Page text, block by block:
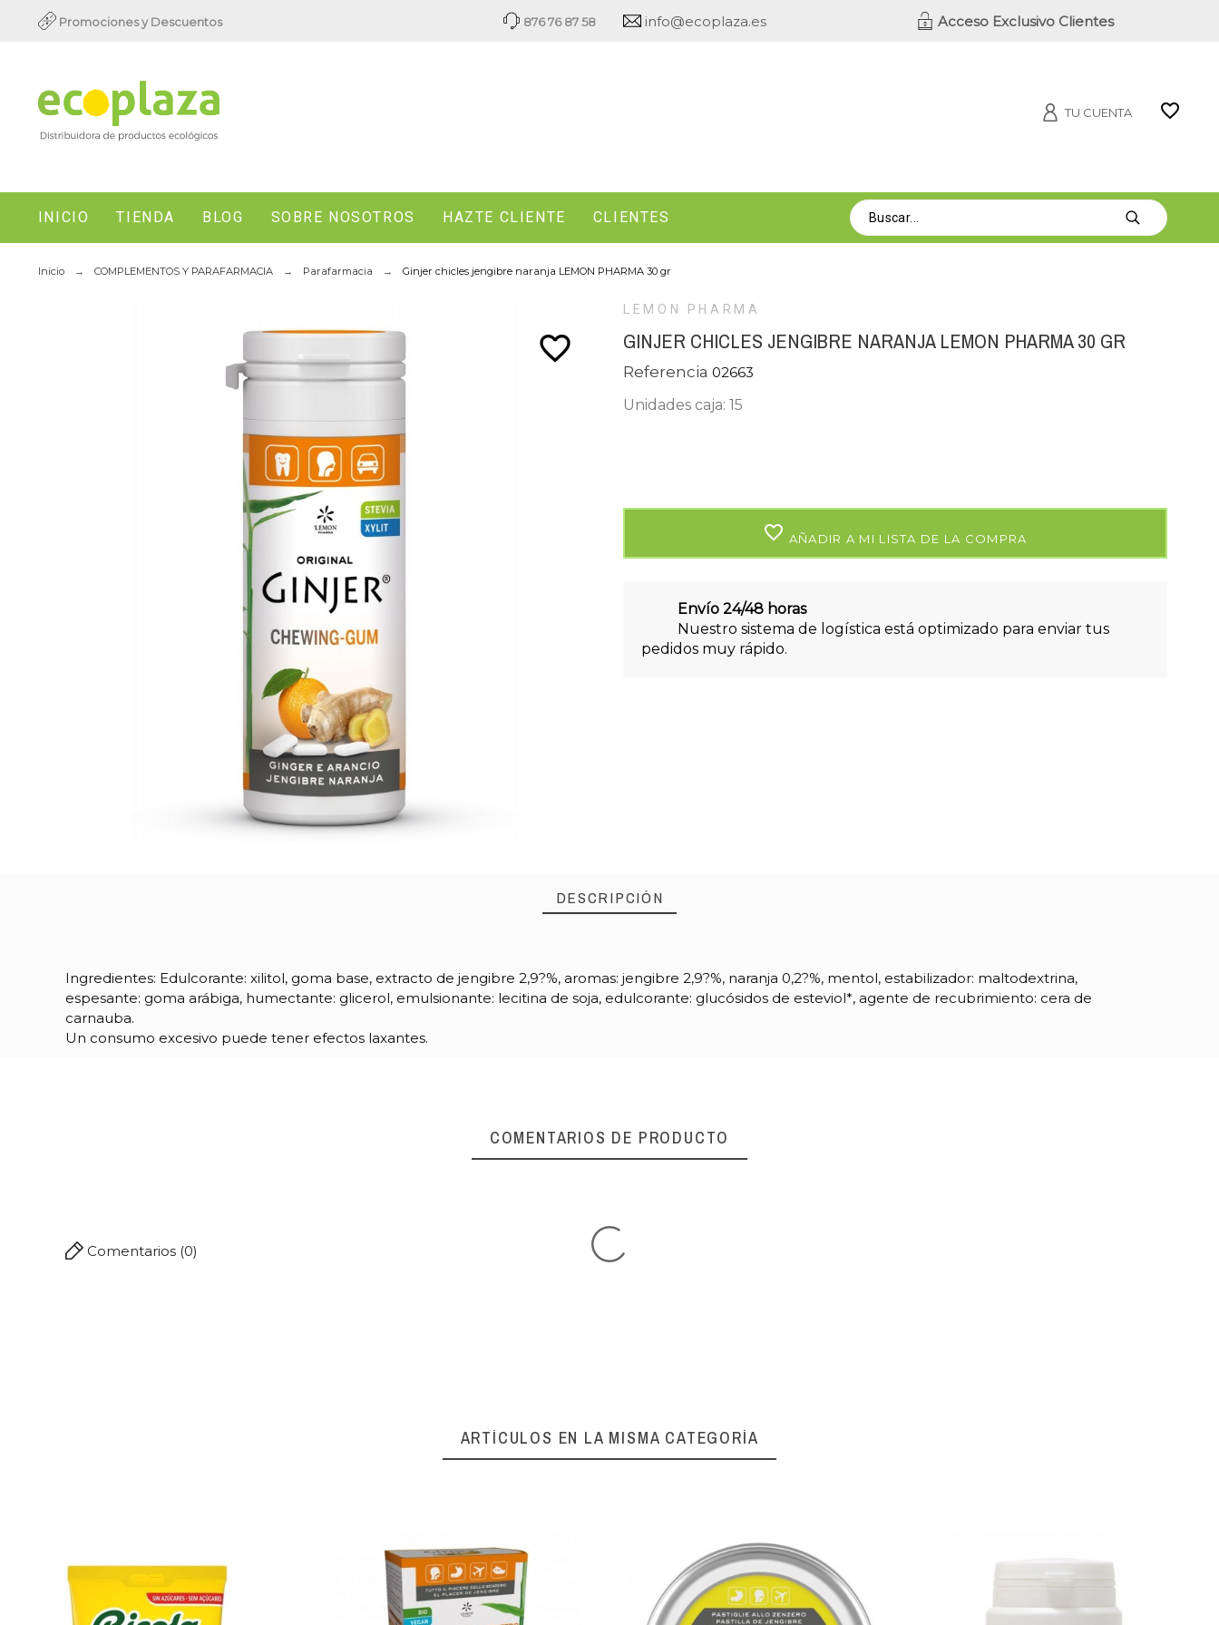
Promociones y Descuentos 876 76 87 58 info@ecoplaza.es Acceso Exclusivo Clientes
TU CUENTA
INICIO TIENDA BLOG SOBRE NOSOTROS HAZTE CLIENTE CLIENTES
Inicio COMPLEMENTOS Y PARAFARMACIA Parafarmacia Ginjer chicles jengibre naranja LEMON PHARMA 30 gr
favorite_border
LEMON PHARMA
GINJER CHICLES JENGIBRE NARANJA LEMON PHARMA 30 GR
Referencia 02663
Unidades caja: 15
favorite_border AÑADIR A MI LISTA DE LA COMPRA
Envío 24/48 horas
Nuestro sistema de logística está optimizado para enviar tus
pedidos muy rápido.
DESCRIPCIÓN
Ingredientes: Edulcorante: xilitol, goma base, extracto de jengibre 2,9?%, aromas: jengibre 2,9?%, naranja 0,2?%, mentol, estabilizador: maltodextrina,
espesante: goma arábiga, humectante: glicerol, emulsionante: lecitina de soja, edulcorante: glucósidos de esteviol*, agente de recubrimiento: cera de
carnauba.
Un consumo excesivo puede tener efectos laxantes.
COMENTARIOS DE PRODUCTO
Comentarios (0)
ARTÍCULOS EN LA MISMA CATEGORÍA